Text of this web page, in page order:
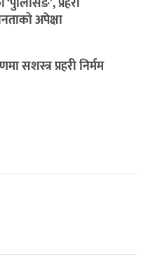
अपेक्षा
सशस्त्र प्रहरी निर्मम